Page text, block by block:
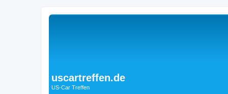
uscartreffen.de
US-Car Treffen